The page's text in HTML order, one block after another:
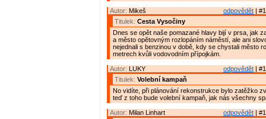
odpovědět |
Autor: Mikeš
Titulek: Cesta Vysočiny
Dnes se opět naše pomazané hlavy bijí v prsa, jak
a město opětovným rozlopáním náměstí, ale ani
nejednali s benzinou v době, kdy se chystali město
metrech kvůli vodovodním přípojkám.
odpovědět |
Autor: LUKY
Titulek: Volební kampaň
No vidíte, při plánování rekonstrukce bylo zatěžko
teď z toho bude volební kampaň, jak nás všechny
odpovědět |
Autor: Milan Linhart